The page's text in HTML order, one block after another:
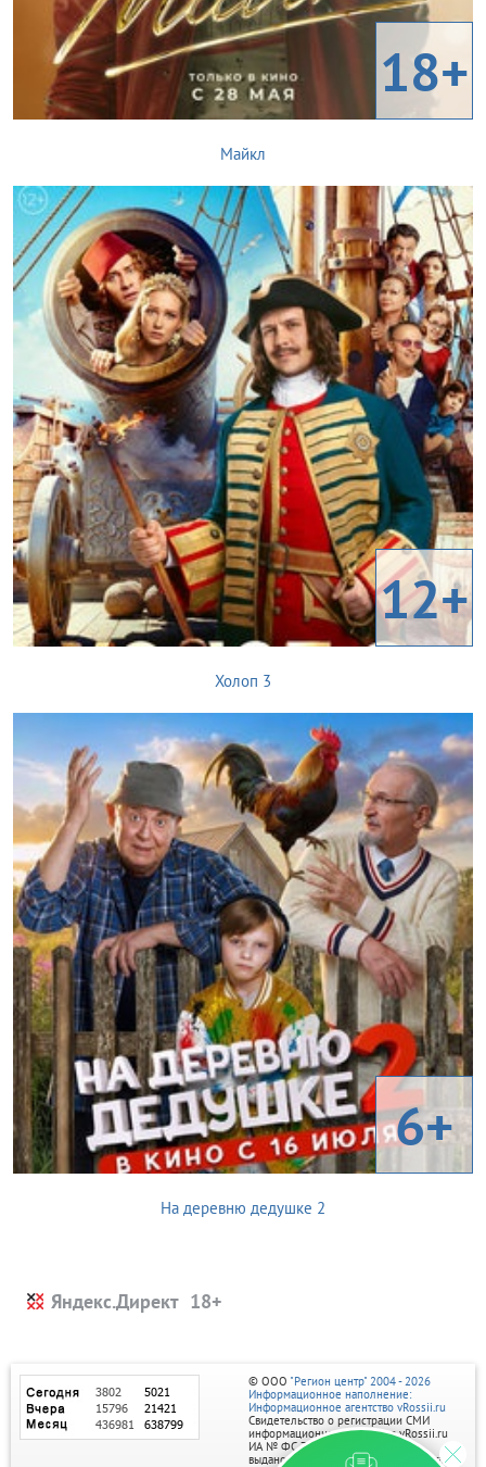
18+
Майкл
12+
Холоп 3
6+
На деревню дедушке 2
Яндекс.Директ
© ООО "Регион центр" 2004 - 2026
Информационное наполнение:
Информационное агентство vRossii.ru
Свидетельство о регистрации СМИ
информационного агентства vRossii.ru
ИА № ФС 77‑35502
выдано РОСКОМНАДЗОРом 04 марта